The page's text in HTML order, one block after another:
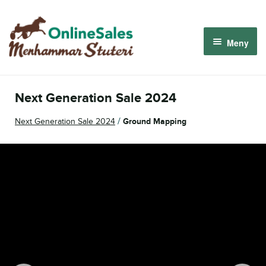
Hoppa
till
navigering
Hoppa
till
innehåll
Meny
Om oss
Next Generation Sale 2024
Next Generation Sale 2024 / Ground Mapping